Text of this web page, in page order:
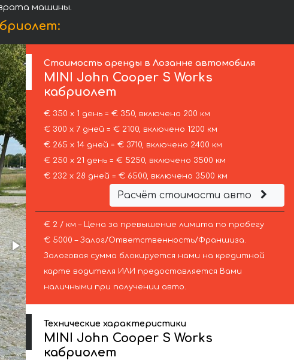
машины.
Стоимость аренды в Лозанне автомобиля
MINI John Cooper S Works
кабриолет
€ 350 х 1 день = € 350, включено 200 км
€ 300 х 7 дней = € 2100, включено 1200 км
€ 265 х 14 дней = € 3710, включено 2400 км
€ 250 х 21 день = € 5250, включено 3500 км
€ 232 х 28 дней = € 6500, включено 3500 км
Расчёт стоимости авто
€ 2 / км – Цена за превышение лимита по пробегу
€ 5000 – Залог/Ответственность/Франшиза.
Залоговая сумма блокируется нами на кредитной
карте водителя ИЛИ предоставляется Вами
наличными при получении авто.
Технические характеристики
MINI John Cooper S Works
кабриолет